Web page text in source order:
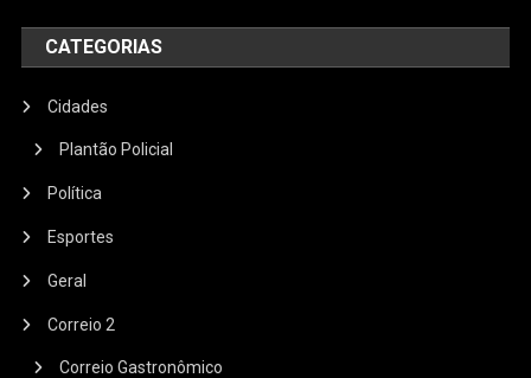
CATEGORIAS
Cidades
Plantão Policial
Política
Esportes
Geral
Correio 2
Correio Gastronômico